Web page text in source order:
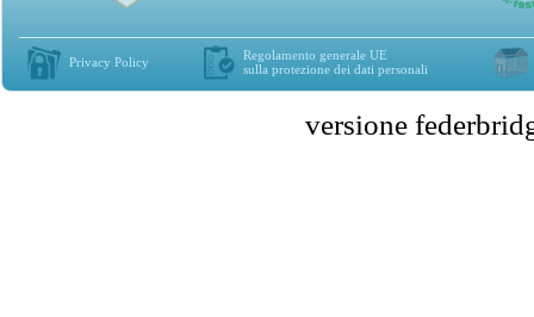
Privacy Policy
Regolamento generale UE
sulla protezione dei dati personali
versione